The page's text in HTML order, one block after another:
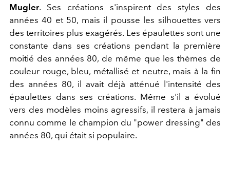
Mugler. Ses créations s'inspirent des styles des
années 40 et 50, mais il pousse les silhouettes vers
des territoires plus exagérés. Les épaulettes sont une
constante dans ses créations pendant la première
moitié des années 80, de même que les thèmes de
couleur rouge, bleu, métallisé et neutre, mais à la fin
des années 80, il avait déjà atténué l'intensité des
épaulettes dans ses créations. Même s'il a évolué
vers des modèles moins agressifs, il restera à jamais
connu comme le champion du "power dressing" des
années 80, qui était si populaire.